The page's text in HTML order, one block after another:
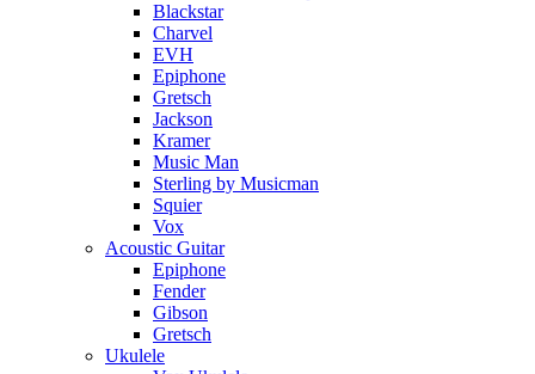
Blackstar
Charvel
EVH
Epiphone
Gretsch
Jackson
Kramer
Music Man
Sterling by Musicman
Squier
Vox
Acoustic Guitar
Epiphone
Fender
Gibson
Gretsch
Ukulele